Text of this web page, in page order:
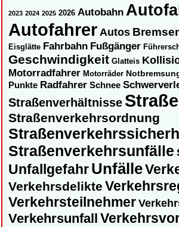
2023 2024 2025 2026 Autobahn
AutofahrerAutos
Eisglätte Fahrbahn Fußgänger
Geschwindigkeit Glatteis
Motorradfahrer Motorräder
Punkte Radfahrer Schnee
Straßenverhältnisse
Straßenverkehrsordnung
Straßenverkehrsunfälle
UnfallgefahrUnfälle
Verkehrsdelikte
Verkehrsteilnehmer
Verkehrsunfall